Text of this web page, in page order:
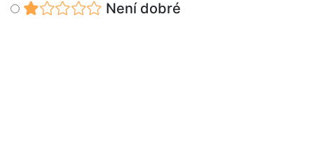
Není dobré